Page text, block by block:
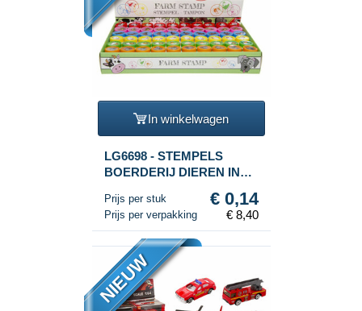
In winkelwagen
LG6698 - STEMPELS
BOERDERIJ DIEREN IN
Prijs per stuk € 0,14
Prijs per verpakking € 8,40
NIEUW